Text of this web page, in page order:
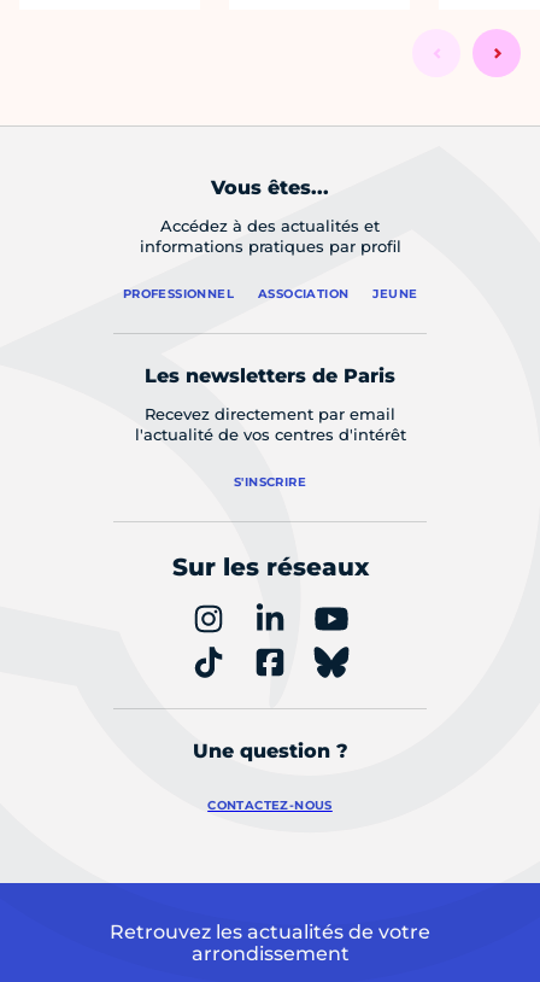
Vous êtes...
Accédez à des actualités et
informations pratiques par profil
PROFESSIONNEL ASSOCIATION JEUNE
Les newsletters de Paris
Recevez directement par email
l'actualité de vos centres d'intérêt
S'INSCRIRE
Sur les réseaux
Une question ?
CONTACTEZ-NOUS
Retrouvez les actualités de votre
arrondissement